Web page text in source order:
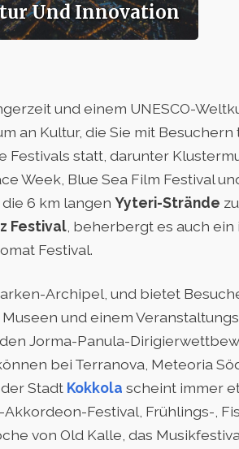
Und Innovation
und einem UNESCO-
an Kultur, die Sie mit
statt, darunter
Week, Blue Sea Film Festival
die 6 km langen Yyteri-Strände
Festival , beherbergt es auch
Festival.
Archipel, und bietet
und einem
Jorma-Panula-
bei Terranova, Meteoria
Stadt Kokkola scheint immer
Festival, Frühlings-,
von Old Kalle, das